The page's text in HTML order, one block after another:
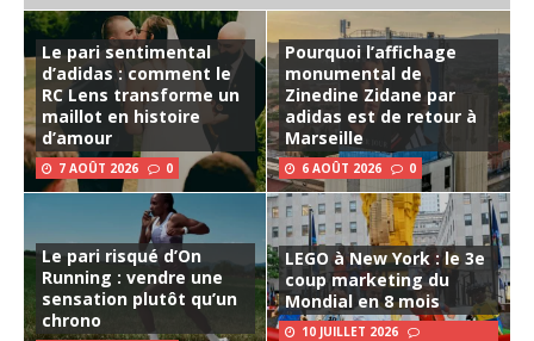
Le pari sentimental
d’adidas : comment le
RC Lens transforme un
maillot en histoire
d’amour
7 AOÛT 2026 0
Pourquoi l’affichage
monumental de
Zinedine Zidane par
adidas est de retour à
Marseille
6 AOÛT 2026 0
Le pari risqué d’On
Running : vendre une
sensation plutôt qu’un
chrono
LEGO à New York : le 3e
coup marketing du
Mondial en 8 mois
10 JUILLET 2026